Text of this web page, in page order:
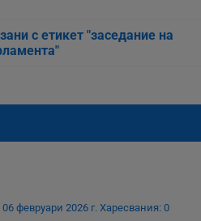
с етикет "заседание на
06 февруари 2026 г. Харесвания: 0